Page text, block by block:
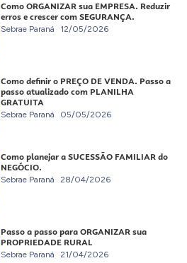
Como ORGANIZAR sua EMPRESA. Reduzir
erros e crescer com SEGURANÇA.
Sebrae Paraná 12/05/2026
Como definir o PREÇO DE VENDA. Passo a
passo atualizado com PLANILHA
GRATUITA
Sebrae Paraná 05/05/2026
Como planejar a SUCESSÃO FAMILIAR do
NEGÓCIO.
Sebrae Paraná 28/04/2026
Passo a passo para ORGANIZAR sua
PROPRIEDADE RURAL
Sebrae Paraná 21/04/2026